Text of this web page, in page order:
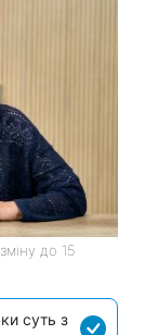
до 15
суть з